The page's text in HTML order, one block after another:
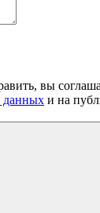
вы
данных и на